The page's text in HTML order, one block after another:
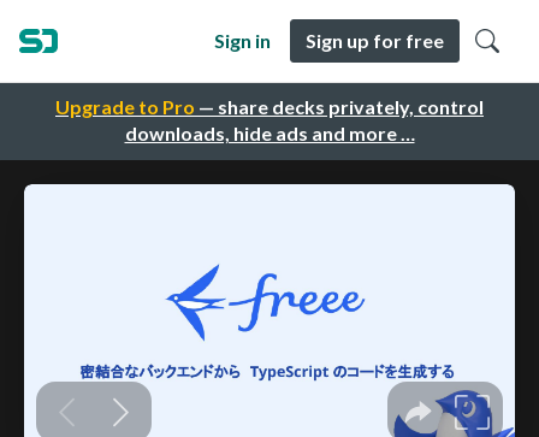
Upgrade to Pro — share decks privately, control
downloads, hide ads and more …
Sign in Sign up for free